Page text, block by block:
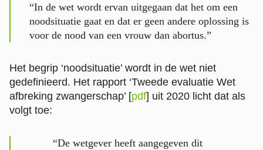
“In de wet wordt ervan uitgegaan dat het om een
noodsituatie gaat en dat er geen andere oplossing is
voor de nood van een vrouw dan abortus.”
Het begrip ‘noodsituatie’ wordt in de wet niet
gedefinieerd. Het rapport ‘Tweede evaluatie Wet
afbreking zwangerschap’ [pdf] uit 2020 licht dat als
volgt toe:
“De wetgever heeft aangegeven dit